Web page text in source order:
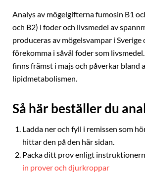
Analys av mögelgifterna fumosin B1
och B2) i foder och livsmedel av
produceras av mögelsvampar i Sverige
förekomma i såväl foder som
finns främst i majs och påverkar bland
lipidmetabolismen.
Så här beställer du
Ladda ner och fyll i remissen som
hittar den på den här sidan.
Packa ditt prov enligt
in prover och djurkroppar